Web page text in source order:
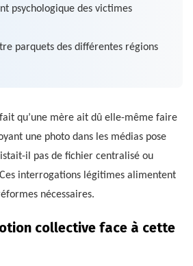
psychologique des victimes
parquets des différentes régions
qu’une mère ait dû elle-même faire
une photo dans les médias pose
il pas de fichier centralisé ou
interrogations légitimes alimentent
nécessaires.
collective face à cette